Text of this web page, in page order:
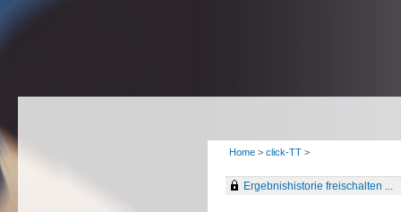
Home > click-TT >
Ergebnishistorie freischalten ...